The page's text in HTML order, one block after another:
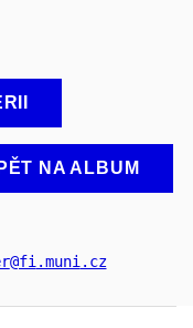
NA ALBUM
@fi.muni.cz